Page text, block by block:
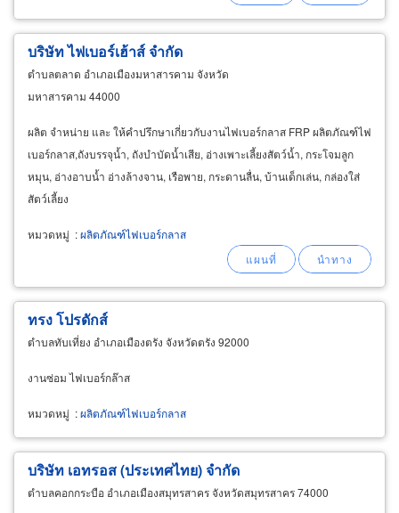
บริษัท ไฟเบอร์เฮ้าส์ จำกัด
ตำบลตลาด อำเภอเมืองมหาสารคาม จังหวัด
มหาสารคาม 44000
ผลิต จำหน่าย และ ให้คำปรึกษาเกี่ยวกับงานไฟเบอร์กลาส FRP ผลิตภัณฑ์ไฟ
เบอร์กลาส,ถังบรรจุน้ำ, ถังบำบัดน้ำเสีย, อ่างเพาะเลี้ยงสัตว์น้ำ, กระโจมลูก
หมุน, อ่างอาบน้ำ อ่างล้างจาน, เรือพาย, กระดานลื่น, บ้านเด็กเล่น, กล่องใส่
สัตว์เลี้ยง
หมวดหมู่ :ผลิตภัณฑ์ไฟเบอร์กลาส
ทรง โปรดักส์
ตำบลทับเที่ยง อำเภอเมืองตรัง จังหวัดตรัง 92000
งานซ่อม ไฟเบอร์กล๊าส
หมวดหมู่ :ผลิตภัณฑ์ไฟเบอร์กลาส
บริษัท เอทรอส (ประเทศไทย) จำกัด
ตำบลคอกกระบือ อำเภอเมืองสมุทรสาคร จังหวัดสมุทรสาคร 74000